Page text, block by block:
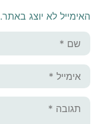
האימייל לא יוצג באתר.